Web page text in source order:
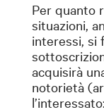
Per quanto
situazioni,
interessi, si
acquisirà
notorietà
l’interessato: